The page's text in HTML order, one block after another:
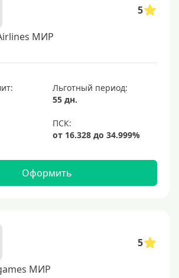
5
МИР
Льготный период:
55 дн.
Оформить
5
МИР